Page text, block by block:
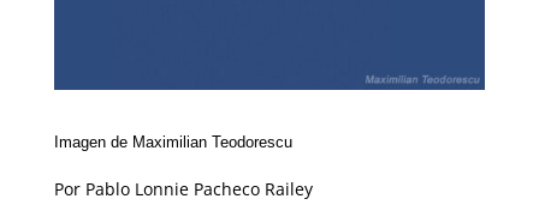
Imagen de Maximilian Teodorescu
Por Pablo Lonnie Pacheco Railey